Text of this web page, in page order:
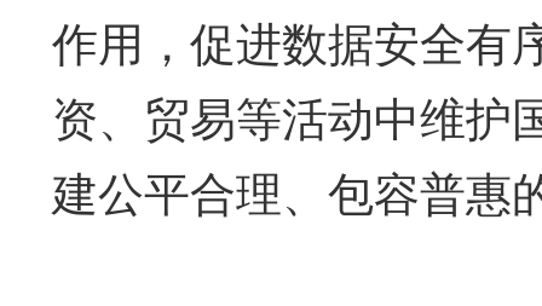
作用，促进数据安全有
资、贸易等活动中维护
建公平合理、包容普惠